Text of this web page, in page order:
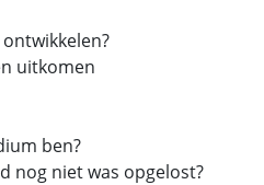
uitkomen
ben?
nog niet was opgelost?